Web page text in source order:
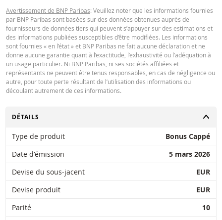
fins d’information uniquement. L'information sur les prix ne constitue pas
invitation ou une offre d'achat ou de vente de titres ou d'autres instruments
financiers. Les informations sont exclusivement destinées à être utilisées
destinataires prévus. Il est interdit de reproduire, distribuer ou copier ces
informations, en tout ou en partie, à quelque fin que ce soit sans
expresse et préalable de BNP Paribas. De plus amples informations sont
disponibles sur demande auprès de BNP Paribas.
Avertissement de BNP Paribas: Veuillez noter que les informations fournies
par BNP Paribas sont basées sur des données obtenues auprès de
fournisseurs de données tiers qui peuvent s’appuyer sur des estimations et
des informations publiées susceptibles d’être modifiées. Les informations
sont fournies « en l’état » et BNP Paribas ne fait aucune déclaration et ne
donne aucune garantie quant à l’exactitude, l’exhaustivité ou l’adéquation à
un usage particulier. Ni BNP Paribas, ni ses sociétés affiliées et
représentants ne peuvent être tenus responsables, en cas de négligence ou
autre, pour toute perte résultant de l’utilisation des informations ou
découlant autrement de ces informations.
CHANGER
DÉTAILS
Type de produit
Bonus Cappé
Date d'émission
5 mars 2026
Devise du sous-jacent
EUR
Devise produit
EUR
Parité
10